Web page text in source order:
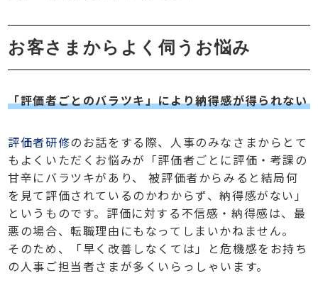
お客さまからよく伺うお悩み
「評価者ごとのバラツキ」により納得感が得られない
評価者研修のお話をする際、人事のみなさまからとて
もよくいただくお悩みが「評価者ごとに評価・考課の
甘辛にバラツキがあり、 被評価者からみると結局何
を見て評価されているのかわからず、納得感がない」
というものです。評価に対する不信感・納得感は、最
悪の場合、転職理由にもなってしまいかねません。
そのため、「早く改善しなくては」と危機感をお持ち
の人事ご担当者さまが多くいらっしゃいます。